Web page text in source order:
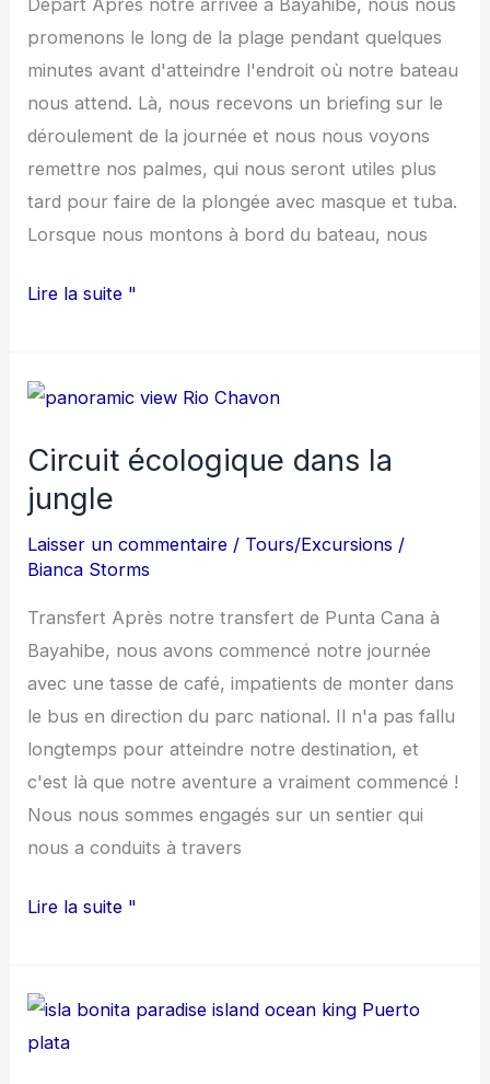
promenons le long de la plage pendant quelques
minutes avant d'atteindre l'endroit où notre bateau
nous attend. Là, nous recevons un briefing sur le
déroulement de la journée et nous nous voyons
remettre nos palmes, qui nous seront utiles plus
tard pour faire de la plongée avec masque et tuba.
Lorsque nous montons à bord du bateau, nous
Lire la suite "
Circuit écologique dans la
jungle
Laisser un commentaire / Tours/Excursions /
Bianca Storms
Transfert Après notre transfert de Punta Cana à
Bayahibe, nous avons commencé notre journée
avec une tasse de café, impatients de monter dans
le bus en direction du parc national. Il n'a pas fallu
longtemps pour atteindre notre destination, et
c'est là que notre aventure a vraiment commencé !
Nous nous sommes engagés sur un sentier qui
nous a conduits à travers
Circuit
dans
la
Lire la suite "
Isla
Bonita